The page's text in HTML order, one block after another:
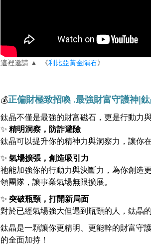
這裡邀請 ▲ 《利比亞黃金隕石》
💰正偏財極致招喚 .最強財富守護神|
鈦晶不僅是最強的財富磁石，更是行動力
✨ 精明洞察，防詐避險
鈦晶可以提升你的精神力與洞察力，讓你
✨ 氣場擴張，創造吸引力
祂能加強你的行動力與決斷力，為你創造
領團隊，讓事業氣場無限擴展。
✨ 突破瓶頸，打開新局面
對於已經氣場強大但遇到瓶頸的人，鈦晶
鈦晶是一顆讓你更精明、更能幹的財富守
的全面加持！